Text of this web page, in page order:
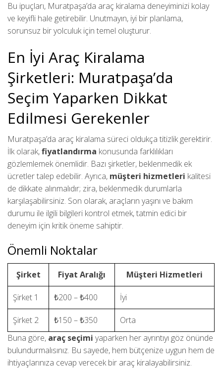
Bu ipuçları, Muratpaşa’da araç kiralama deneyiminizi kolay
ve keyifli hale getirebilir. Unutmayın, iyi bir planlama,
sorunsuz bir yolculuk için temel oluşturur.
En İyi Araç Kiralama
Şirketleri: Muratpaşa’da
Seçim Yaparken Dikkat
Edilmesi Gerekenler
Muratpaşa’da araç kiralama süreci oldukça titizlik gerektirir.
İlk olarak,fiyatlandırma konusunda farklılıkları
gözlemlemek önemlidir. Bazı şirketler, beklenmedik ek
ücretler talep edebilir. Ayrıca, müşteri hizmetleri kalitesi
de dikkate alınmalıdır; zira, beklenmedik durumlarla
karşılaşabilirsiniz. Son olarak, araçların yaşını ve bakım
durumu ile ilgili bilgileri kontrol etmek, tatmin edici bir
deneyim için kritik öneme sahiptir.
Önemli Noktalar
Şirket Fiyat Aralığı Müşteri Hizmetleri
Şirket 1 ₺200 – ₺400 İyi
Şirket 2 ₺150 – ₺350
Orta
Buna göre, araç seçimi yaparken her ayrıntıyı göz önünde
bulundurmalısınız. Bu sayede, hem bütçenize uygun hem de
ihtiyaçlarınıza cevap verecek bir araç kiralayabilirsiniz.